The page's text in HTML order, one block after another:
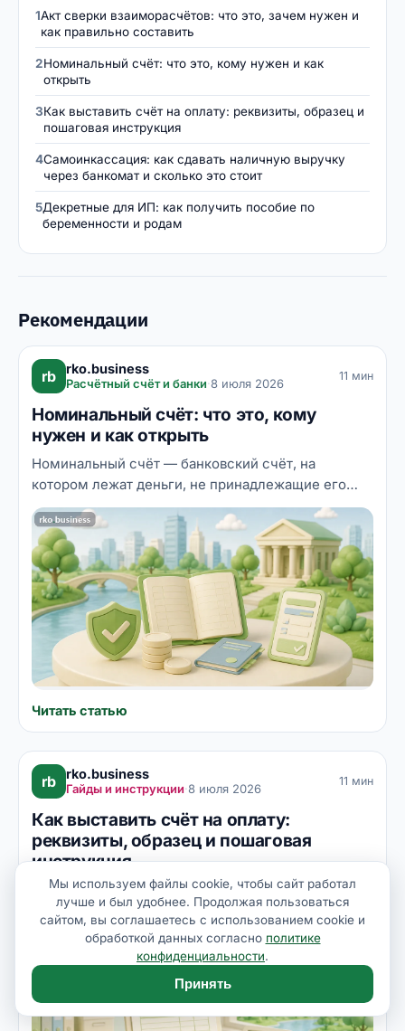
1Акт сверки взаиморасчётов: что это, зачем нужен и
как правильно составить
2Номинальный счёт: что это, кому нужен и как
открыть
3Как выставить счёт на оплату: реквизиты, образец и
пошаговая инструкция
4Самоинкассация: как сдавать наличную выручку
через банкомат и сколько это стоит
5Декретные для ИП: как получить пособие по
беременности и родам
Рекомендации
rb rko.business
Расчётный счёт и банки·8 июля 2026
11 мин
Номинальный счёт: что это, кому
нужен и как открыть
Номинальный счёт — банковский счёт, на
котором лежат деньги, не принадлежащие его
владельцу: он лишь распоряжается ими в
интересах другого лица — бенефициара.
Разбираем, как устроена эта конструкция по ст.
860.1 ГК РФ, кому она нужна — от опекунов до
цифровых платформ, чем номинальный счёт
отличается от эскроу и залогового и как его
открыть.
Читать статью
rb rko.business
Гайды и инструкции·8 июля 2026
11 мин
Как выставить счёт на оплату:
реквизиты, образец и пошаговая
инструкция
Счёт на оплату — документ, которым продавец
сообщает покупателю, сколько, за что и по каким
реквизитам платить. Унифицированной формы нет,
но есть устоявшиеся правила, без которых деньги
придут с задержкой или не туда. Разбираем
реквизиты счёта, отличия от счёта-фактуры и акта,
работу с НДС и современные способы
Мы используем файлы cookie, чтобы сайт работал
лучше и был удобнее. Продолжая пользоваться
сайтом, вы соглашаетесь с использованием cookie и
обработкой данных согласно политике
конфиденциальности.
Принять